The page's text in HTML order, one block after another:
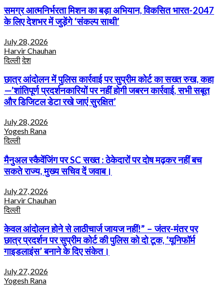
समग्र आत्मनिर्भरता मिशन का बड़ा अभियान, विकसित भारत-2047
के लिए देशभर में जुड़ेंगे ‘संकल्प साथी’
July 28, 2026
Harvir Chauhan
दिल्लीदेश
छात्र आंदोलन में पुलिस कार्रवाई पर सुप्रीम कोर्ट का सख्त रुख, कहा
—’शांतिपूर्ण प्रदर्शनकारियों पर नहीं होगी जबरन कार्रवाई, सभी सबूत
और डिजिटल डेटा रखे जाएं सुरक्षित’
July 28, 2026
Yogesh Rana
दिल्ली
मैनुअल स्कैवेंजिंग पर SC सख्त : ठेकेदारों पर दोष मढ़कर नहीं बच
सकते राज्य, मुख्य सचिव दें जवाब।
July 27, 2026
Harvir Chauhan
दिल्ली
केवल आंदोलन होने से लाठीचार्ज जायज नहीं!” – जंतर-मंतर पर
छात्र प्रदर्शन पर सुप्रीम कोर्ट की पुलिस को दो टूक, ‘यूनिफॉर्म
गाइडलाइंस’ बनाने के दिए संकेत।
July 27, 2026
Yogesh Rana